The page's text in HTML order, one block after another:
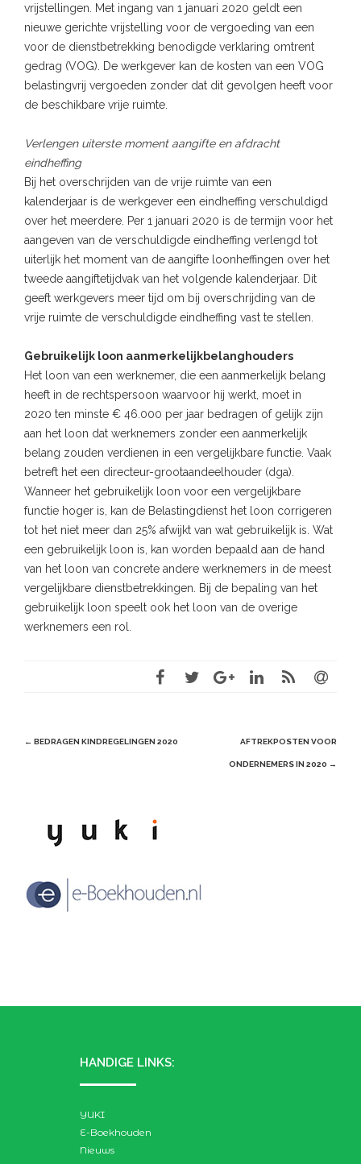
vrijstellingen. Met ingang van 1 januari 2020 geldt een
nieuwe gerichte vrijstelling voor de vergoeding van een
voor de dienstbetrekking benodigde verklaring omtrent
gedrag (VOG). De werkgever kan de kosten van een VOG
belastingvrij vergoeden zonder dat dit gevolgen heeft voor
de beschikbare vrije ruimte.
Verlengen uiterste moment aangifte en afdracht
eindheffing
Bij het overschrijden van de vrije ruimte van een
kalenderjaar is de werkgever een eindheffing verschuldigd
over het meerdere. Per 1 januari 2020 is de termijn voor het
aangeven van de verschuldigde eindheffing verlengd tot
uiterlijk het moment van de aangifte loonheffingen over het
tweede aangiftetijdvak van het volgende kalenderjaar. Dit
geeft werkgevers meer tijd om bij overschrijding van de
vrije ruimte de verschuldigde eindheffing vast te stellen.
Gebruikelijk loon aanmerkelijkbelanghouders
Het loon van een werknemer, die een aanmerkelijk belang
heeft in de rechtspersoon waarvoor hij werkt, moet in
2020 ten minste € 46.000 per jaar bedragen of gelijk zijn
aan het loon dat werknemers zonder een aanmerkelijk
belang zouden verdienen in een vergelijkbare functie. Vaak
betreft het een directeur-grootaandeelhouder (dga).
Wanneer het gebruikelijk loon voor een vergelijkbare
functie hoger is, kan de Belastingdienst het loon corrigeren
tot het niet meer dan 25% afwijkt van wat gebruikelijk is. Wat
een gebruikelijk loon is, kan worden bepaald aan de hand
van het loon van concrete andere werknemers in de meest
vergelijkbare dienstbetrekkingen. Bij de bepaling van het
gebruikelijk loon speelt ook het loon van de overige
werknemers een rol.
Post
← BEDRAGEN KINDREGELINGEN 2020 AFTREKPOSTEN VOOR
ONDERNEMERS IN 2020 →
HANDIGE LINKS:
YUKI
E-Boekhouden
Nieuws